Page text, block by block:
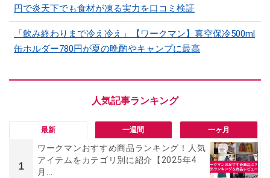
円で炎天下でも食材が凍る実力を口コミ検証
「飲み終わりまで冷え冷え」【ワークマン】真空保冷500ml
缶ホルダー780円が夏の晩酌やキャンプに最高
最新 一週間 一ヶ月
1
ワークマンおすすめ商品ランキング！人気
アイテムをカテゴリ別に紹介【2025年4
月...